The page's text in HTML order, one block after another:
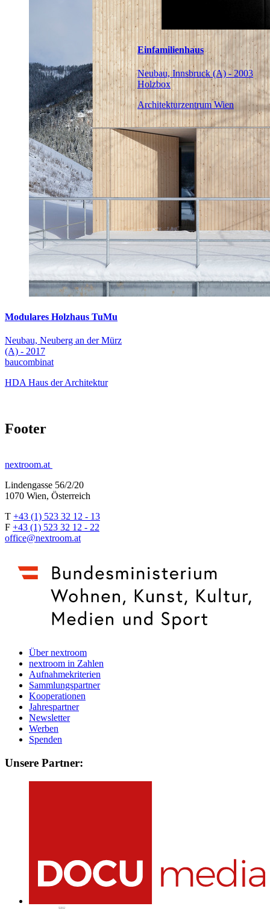
Modulares Holzhaus TuMu
Neubau, Neuberg an der Mürz
(A) - 2017
baucombinat
HDA Haus der Architektur
Einfamilienhaus
Neubau, Innsbruck (A) - 2003
Holzbox
Architekturzentrum Wien
Footer
nextroom.at
Lindengasse 56/2/20
1070 Wien, Österreich
T +43 (1) 523 32 12 - 13
F +43 (1) 523 32 12 - 22
office@nextroom.at
Über nextroom
nextroom in Zahlen
Aufnahmekriterien
Sammlungspartner
Kooperationen
Jahrespartner
Newsletter
Werben
Spenden
Unsere Partner: